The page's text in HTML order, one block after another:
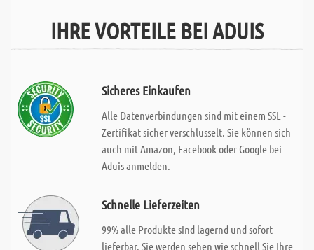
IHRE VORTEILE BEI ADUIS
Sicheres Einkaufen
Alle Datenverbindungen sind mit einem SSL -
Zertifikat sicher verschlusselt. Sie können sich
auch mit Amazon, Facebook oder Google bei
Aduis anmelden.
Schnelle Lieferzeiten
99% alle Produkte sind lagernd und sofort
lieferbar. Sie werden sehen wie schnell Sie Ihre